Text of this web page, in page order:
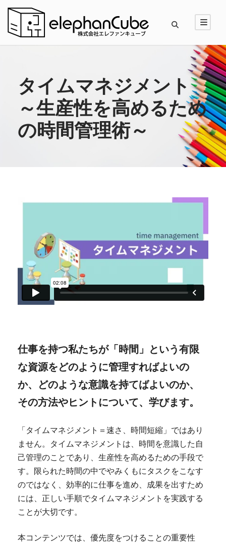
タイムマネジメント
～生産性を高めるため
の時間管理術～
仕事を持つ私たちが「時間」という有限
な資源をどのように管理すればよいの
か、どのような意識を持てばよいのか、
その方法やヒントについて、学びます。
「タイムマネジメント＝速さ、時間短縮」ではあり
ません。タイムマネジメントは、時間を意識した自
己管理のことであり、生産性を高めるための手段で
す。限られた時間の中でやみくもにタスクをこなす
のではなく、効率的に仕事を進め、成果を出すため
には、正しい手順でタイムマネジメントを実践する
ことが大切です。
本コンテンツでは、優先度をつけることの重要性